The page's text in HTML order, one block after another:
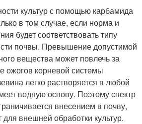
культур с помощью карбамида
в том случае, если норма и
будет соответствовать типу
почвы. Превышение допустимой
вещества может повлечь за
ожогов корневой системы
легко растворяется в любой
водную основу. Поэтому спектр
внесением в почву,
внешней обработки культур.